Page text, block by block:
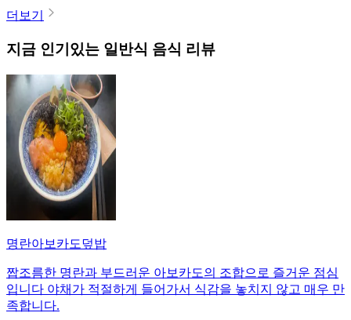
더보기
지금 인기있는 일반식 음식 리뷰
명란아보카도덮밥
짭조름한 명란과 부드러운 아보카도의 조합으로 즐거운 점심
입니다 야채가 적절하게 들어가서 식감을 놓치지 않고 매우 만
족합니다.